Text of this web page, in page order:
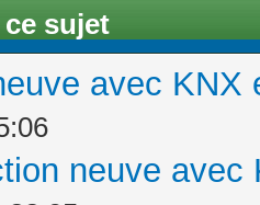
sujet
avec KNX
neuve avec